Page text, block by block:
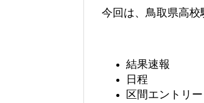
今回は、鳥取県高校
結果速報
日程
区間エントリー